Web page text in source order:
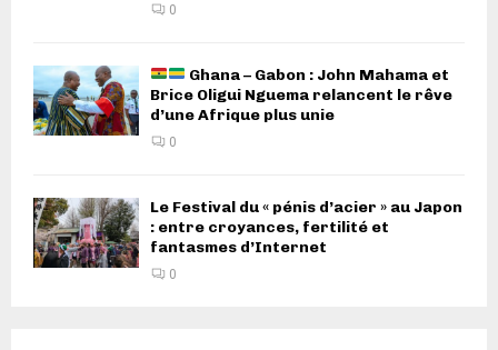
0
Ghana – Gabon : John Mahama et
Brice Oligui Nguema relancent le rêve
d’une Afrique plus unie
0
Le Festival du « pénis d’acier » au Japon
: entre croyances, fertilité et
fantasmes d’Internet
0